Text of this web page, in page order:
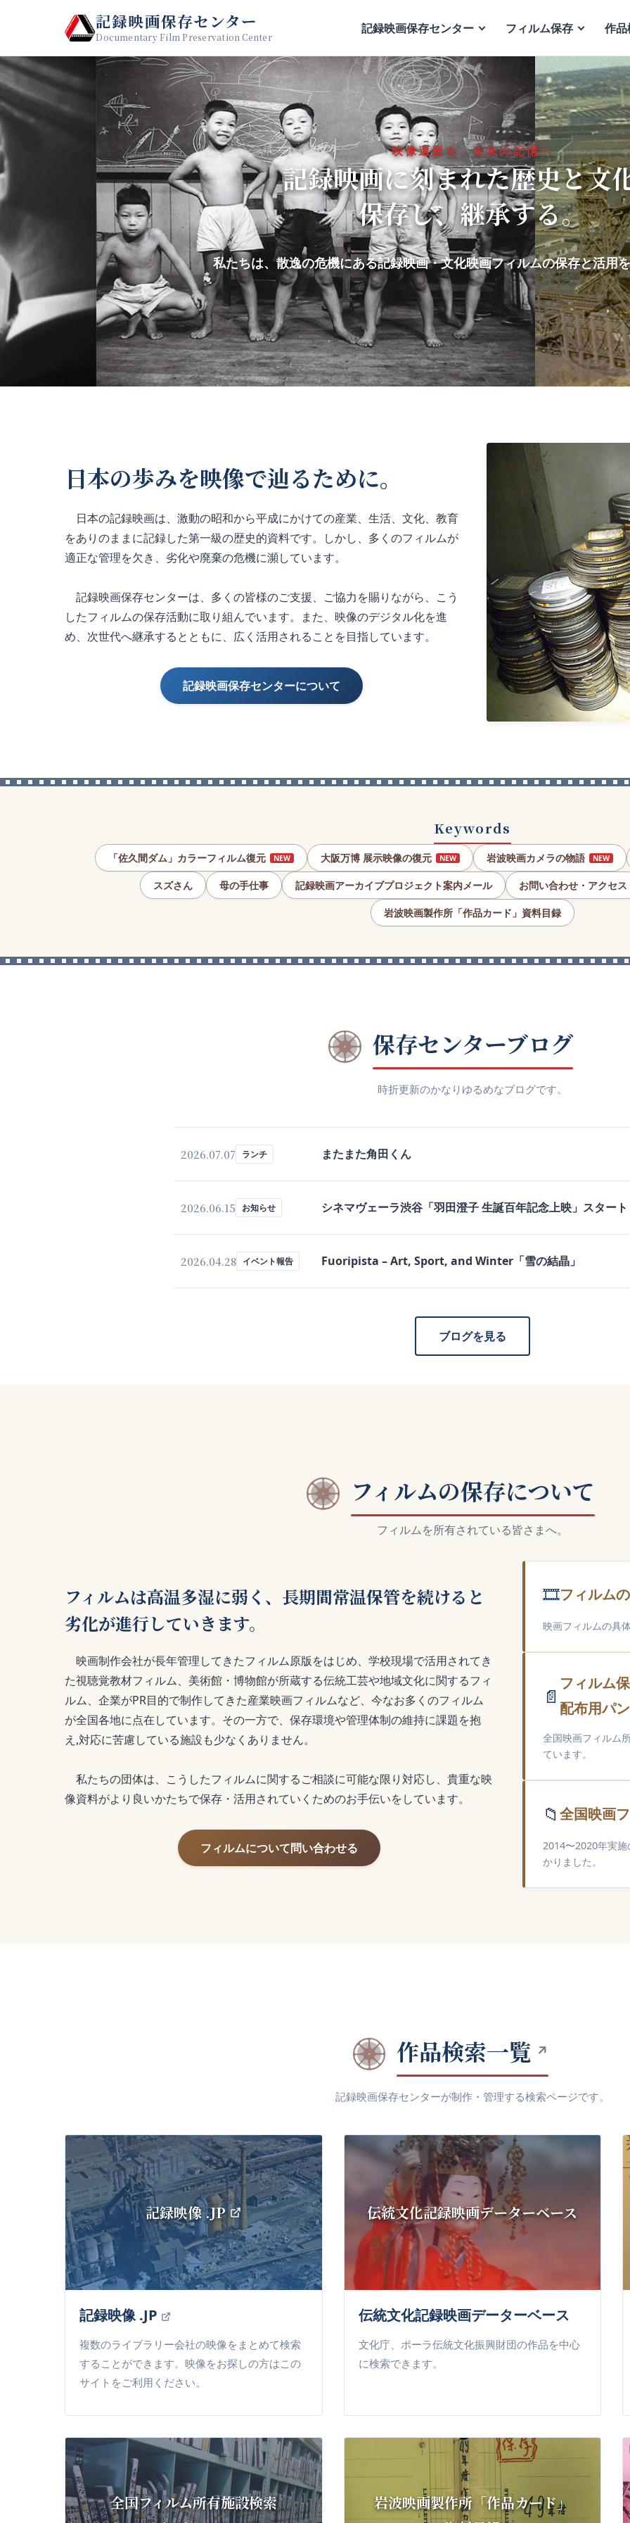
記録映画保存センター
Documentary Film Preservation Center
記録映画保存センター フィルム保存 作
映像遺産を、未来の記憶へ
記録映画に刻まれた歴史と文
保存し、継承する。
私たちは、散逸の危機にある記録映画・文化映画フィルムの保存と活用
日本の歩みを映像で辿るために。
日本の記録映画は、激動の昭和から平成にかけての産業、生活、文化、教育
をありのままに記録した第一級の歴史的資料です。しかし、多くのフィルムが
適正な管理を欠き、劣化や廃棄の危機に瀕しています。
記録映画保存センターは、多くの皆様のご支援、ご協力を賜りながら、こう
したフィルムの保存活動に取り組んでいます。また、映像のデジタル化を進
め、次世代へ継承するとともに、広く活用されることを目指しています。
記録映画保存センターについて
Keywords
「佐久間ダム」カラーフィルム復元 NEW 大阪万博 展示映像の復元 NEW 岩波映画カメラの物語 NEW
スズさん 母の手仕事 記録映画アーカイブプロジェクト案内メール お問い合わせ・アクセス
岩波映画製作所「作品カード」資料目録
保存センターブログ
時折更新のかなりゆるめなブログです。
2026.07.07 ランチ またまた角田くん
2026.06.15 お知らせ シネマヴェーラ渋谷「羽田澄子 生誕百年記念上映」スタート
2026.04.28 イベント報告 Fuoripista – Art, Sport, and Winter「雪の結晶」
ブログを見る
フィルムの保存について
フィルムを所有されている皆さまへ。
フィルムは高温多湿に弱く、長期間常温保管を続けると
劣化が進行していきます。
映画制作会社が長年管理してきたフィルム原版をはじめ、学校現場で活用されてき
た視聴覚教材フィルム、美術館・博物館が所蔵する伝統工芸や地域文化に関するフィ
ルム、企業がPR目的で制作してきた産業映画フィルムなど、今なお多くのフィルム
が全国各地に点在しています。その一方で、保存環境や管理体制の維持に課題を抱
え,対応に苦慮している施設も少なくありません。
私たちの団体は、こうしたフィルムに関するご相談に可能な限り対応し、貴重な映
像資料がより良いかたちで保存・活用されていくためのお手伝いをしています。
フィルムについて問い合わせる
🎞️フィルム
映画フィルムの具
📄
フィルム
配布用パ
全国映画フィルム
ています。
📁 全国映画
2014〜2020年実
かりました。
作品検索一覧
記録映画保存センターが制作・管理する検索ページです。
記録映像 .JP
記録映像 .JP
複数のライブラリー会社の映像をまとめて検索
することができます。映像をお探しの方はこの
サイトをご利用ください。
伝統文化記録映画データーベース
伝統文化記録映画データーベース
文化庁、ポーラ伝統文化振興財団の作品を中心
に検索できます。
全国フィルム所有施設検索
岩波映画製作所「作品カード」